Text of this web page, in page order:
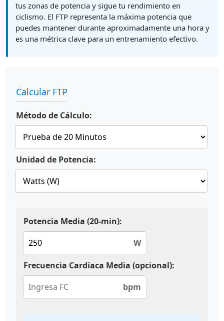
tus zonas de potencia y sigue tu rendimiento en
ciclismo. El FTP representa la máxima potencia que
puedes mantener durante aproximadamente una hora y
es una métrica clave para un entrenamiento efectivo.
Calcular FTP
Método de Cálculo:
Unidad de Potencia:
Potencia Media (20-min):
W
Frecuencia Cardíaca Media (opcional):
bpm